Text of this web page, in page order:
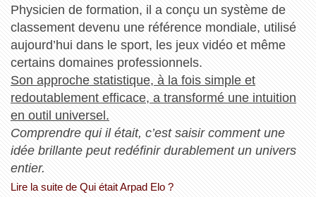
Physicien de formation, il a conçu un système de
classement devenu une référence mondiale, utilisé
aujourd’hui dans le sport, les jeux vidéo et même
certains domaines professionnels.
Son approche statistique, à la fois simple et
redoutablement efficace, a transformé une intuition
en outil universel.
Comprendre qui il était, c’est saisir comment une
idée brillante peut redéfinir durablement un univers
entier.
Lire la suite de Qui était Arpad Elo ?